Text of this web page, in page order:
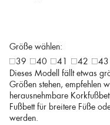
Größe wählen:
39
40 41 42 43
Dieses Modell fällt etwas
Größen stehen, empfehlen
herausnehmbare
Fußbett für breitere Füße
werden.